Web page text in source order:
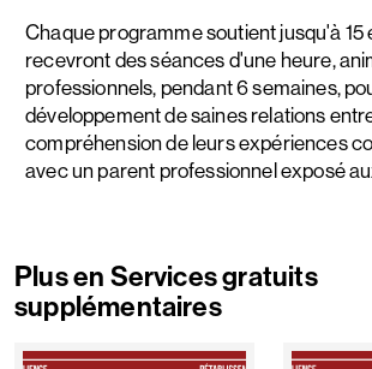
Chaque programme soutient jusqu'à 15
recevront des séances d'une heure,
professionnels, pendant 6 semaines,
développement de saines relations
compréhension de leurs expériences
avec un parent professionnel exposé
Plus en Services gratuits
supplémentaires